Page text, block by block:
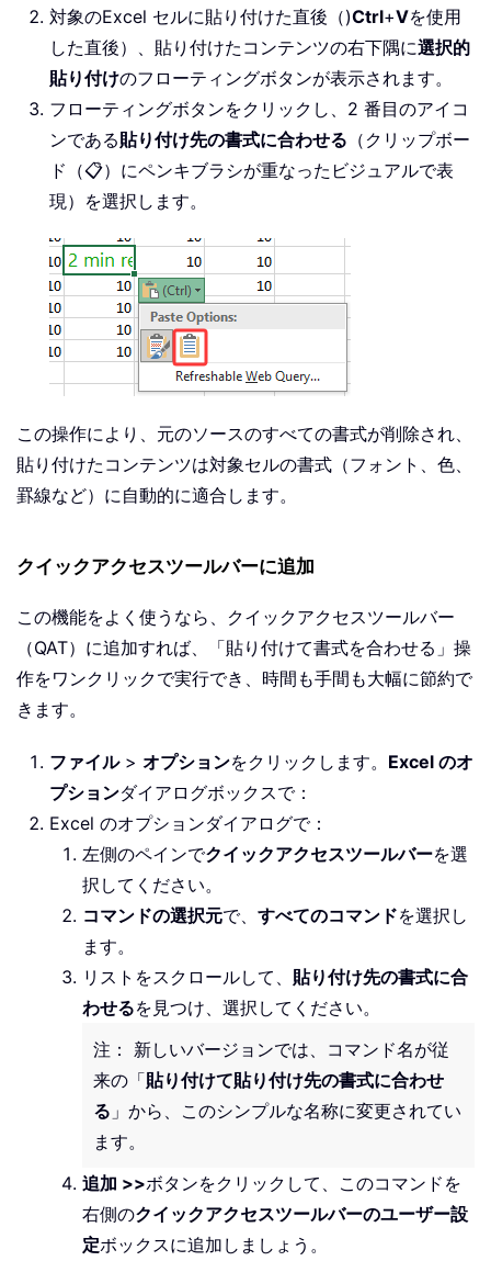
対象のExcel セルに貼り付けた直後（)Ctrl+Vを使用
した直後）、貼り付けたコンテンツの右下隅に選択的
貼り付けのフローティングボタンが表示されます。
フローティングボタンをクリックし、2 番目のアイコ
ンである貼り付け先の書式に合わせる （クリップボー
ド（📋）にペンキブラシが重なったビジュアルで表
現）を選択します。
この操作により、元のソースのすべての書式が削除され、
貼り付けたコンテンツは対象セルの書式（フォント、色、
罫線など）に自動的に適合します。
クイックアクセスツールバーに追加
この機能をよく使うなら、クイックアクセスツールバー
（QAT）に追加すれば、「貼り付けて書式を合わせる」操
作をワンクリックで実行でき、時間も手間も大幅に節約で
きます。
ファイル> オプションをクリックします。 Excel のオ
プションダイアログボックスで：
Excel のオプションダイアログで：
左側のペインでクイックアクセスツールバーを選
択してください。
コマンドの選択元で、 すべてのコマンドを選択し
ます。
リストをスクロールして、 貼り付け先の書式に合
わせるを見つけ、選択してください。
注： 新しいバージョンでは、コマンド名が従
来の「貼り付けて貼り付け先の書式に合わせ
る 」から、このシンプルな名称に変更されてい
ます。
追加 >>ボタンをクリックして、このコマンドを
右側のクイックアクセスツールバーのユーザー設
定ボックスに追加しましょう。